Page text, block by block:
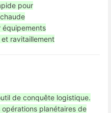
pour
équipements
ravitaillement
de conquête logistique.
planétaires de